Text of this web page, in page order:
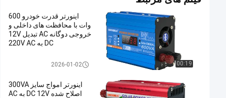
00:19
اینورتر قدرت خودرو 600
وات با محافظت های داخلی و
خروجی دوگانه AC تبدیل 12V
DC به 220V AC
اینورتر موج سینوسی اصلاح شده
2026-01-02
اینورتر امواج سایز 300VA
اصلاح شده DC 12V به AC